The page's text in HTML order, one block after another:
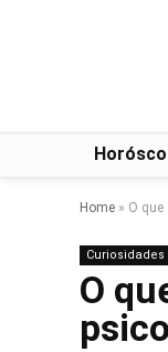
Home » O
Curiosidades
O